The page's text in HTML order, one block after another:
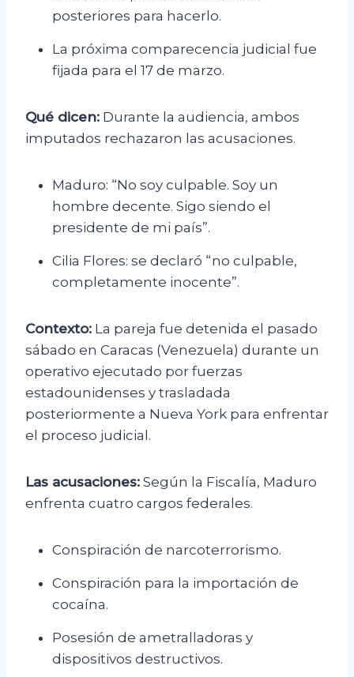
posteriores para hacerlo.
La próxima comparecencia judicial fue
fijada para el 17 de marzo.
Qué dicen: Durante la audiencia, ambos
imputados rechazaron las acusaciones.
Maduro: “No soy culpable. Soy un
hombre decente. Sigo siendo el
presidente de mi país”.
Cilia Flores: se declaró “no culpable,
completamente inocente”.
Contexto: La pareja fue detenida el pasado
sábado en Caracas (Venezuela) durante un
operativo ejecutado por fuerzas
estadounidenses y trasladada
posteriormente a Nueva York para enfrentar
el proceso judicial.
Las acusaciones: Según la Fiscalía, Maduro
enfrenta cuatro cargos federales.
Conspiración de narcoterrorismo.
Conspiración para la importación de
cocaína.
Posesión de ametralladoras y
dispositivos destructivos.